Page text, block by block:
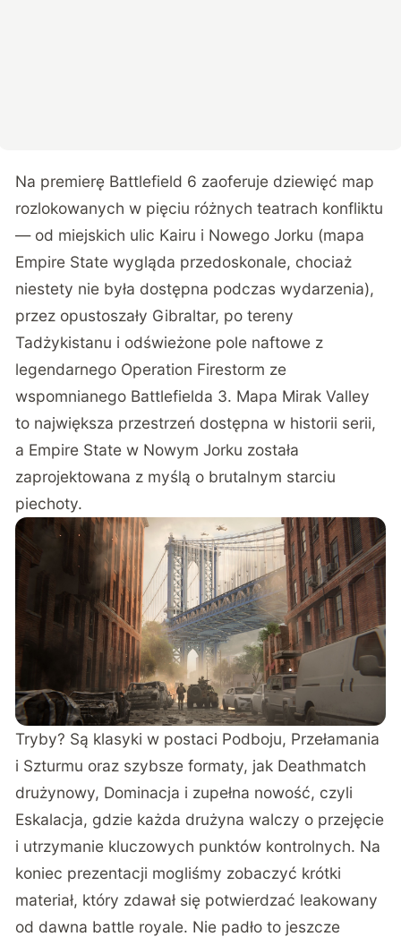
Na premierę Battlefield 6 zaoferuje dziewięć map
rozlokowanych w pięciu różnych teatrach konfliktu
— od miejskich ulic Kairu i Nowego Jorku (mapa
Empire State wygląda przedoskonale, chociaż
niestety nie była dostępna podczas wydarzenia),
przez opustoszały Gibraltar, po tereny
Tadżykistanu i odświeżone pole naftowe z
legendarnego Operation Firestorm ze
wspomnianego Battlefielda 3. Mapa Mirak Valley
to największa przestrzeń dostępna w historii serii,
a Empire State w Nowym Jorku została
zaprojektowana z myślą o brutalnym starciu
piechoty.
Tryby? Są klasyki w postaci Podboju, Przełamania
i Szturmu oraz szybsze formaty, jak Deathmatch
drużynowy, Dominacja i zupełna nowość, czyli
Eskalacja, gdzie każda drużyna walczy o przejęcie
i utrzymanie kluczowych punktów kontrolnych. Na
koniec prezentacji mogliśmy zobaczyć krótki
materiał, który zdawał się potwierdzać leakowany
od dawna battle royale. Nie padło to jeszcze